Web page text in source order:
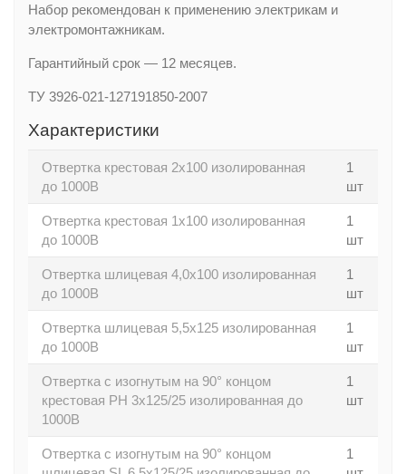
Набор рекомендован к применению электрикам и
электромонтажникам.
Гарантийный срок — 12 месяцев.
ТУ 3926-021-127191850-2007
Характеристики
Отвертка крестовая 2х100 изолированная
до 1000В
1
шт
Отвертка крестовая 1х100 изолированная
до 1000В
1
шт
Отвертка шлицевая 4,0х100 изолированная
до 1000В
1
шт
Отвертка шлицевая 5,5х125 изолированная
до 1000В
1
шт
Отвертка с изогнутым на 90° концом
крестовая PH 3х125/25 изолированная до
1000В
1
шт
Отвертка с изогнутым на 90° концом
1